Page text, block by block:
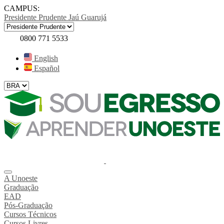
CAMPUS:
Presidente Prudente Jaú Guarujá
0800 771 5533
English
Español
A Unoeste
Graduação
EAD
Pós-Graduação
Cursos Técnicos